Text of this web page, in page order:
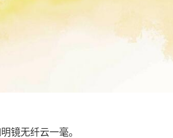
镜无纤云一毫。